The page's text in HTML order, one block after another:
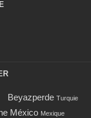
Beyazperde Turquie
México Mexique